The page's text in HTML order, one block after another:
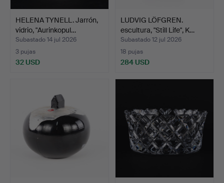
HELENA TYNELL. Jarrón,
vidrio, "Aurinkopul…
Subastado 14 jul 2026
3 pujas
32 USD
LUDVIG LÖFGREN.
escultura, "Still Life", K…
Subastado 12 jul 2026
18 pujas
284 USD